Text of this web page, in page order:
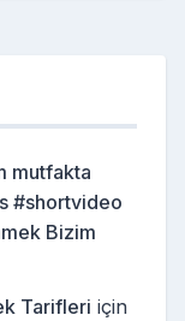
mutfakta
#shortvideo
Bizim
Tarifleri için